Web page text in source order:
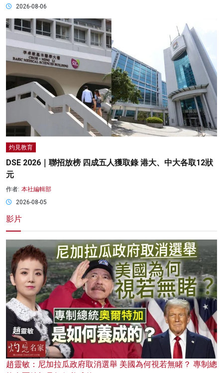
2026-08-06
灼見教育
DSE 2026｜聯招放榜 四成五人獲取錄 港大、中大各取12狀
元
作者: 本社編輯部
2026-08-05
影片
趙靈敏：尼加拉瓜政府取消選舉 美國為何視若無睹？ 專制總